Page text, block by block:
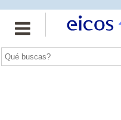

Inicio >Sensores de Nivel >
Sensor de Nivel
con varilla 400mm, conexión